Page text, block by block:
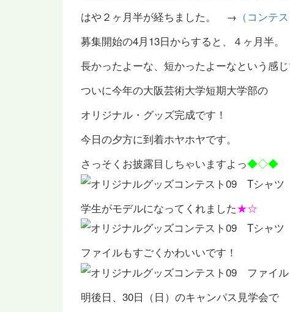
はや２ヶ月半が経ちました。 → （コンテ
募集開始の4月13日からすると、４ヶ月半。
長かったよーな、短かったよーなという感じ
ついに今年の大阪芸術大学短期大学部の
オリジナル・グッズ完成です！
今日の夕方に到着ホヤホヤです。
さっそくお披露目しちゃいますよっ◆◇◆
学生がモデルになってくれました★☆
ファイルもすごくかわいいです！
明後日、30日（日）のキャンパス見学会で